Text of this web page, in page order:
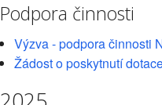
Podpora činnosti
Výzva - podpora činnosti
Žádost o poskytnutí